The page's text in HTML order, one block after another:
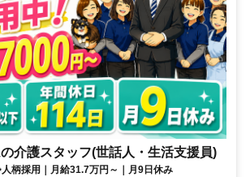
介護スタッフ(世話人・生活支援員)
柄採用｜月給31.7万円～｜月9日休み